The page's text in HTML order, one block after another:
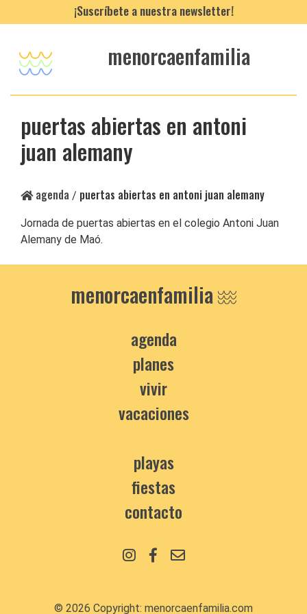
¡Suscríbete a nuestra newsletter!
menorcaenfamilia
puertas abiertas en antoni
juan alemany
agenda / puertas abiertas en antoni juan alemany
Jornada de puertas abiertas en el colegio Antoni Juan
Alemany de Maó.
menorcaenfamilia
agenda
planes
vivir
vacaciones
playas
fiestas
contacto
© 2026 Copyright: menorcaenfamilia.com